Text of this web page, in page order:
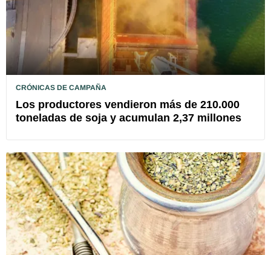
CRÓNICAS DE CAMPAÑA
Los productores vendieron más de 210.000
toneladas de soja y acumulan 2,37 millones